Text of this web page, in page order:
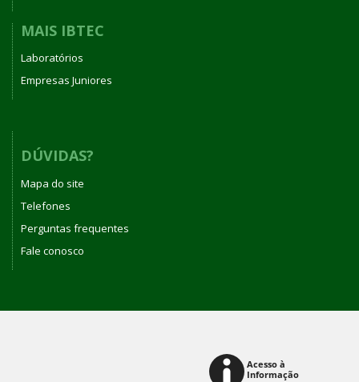
MAIS IBTEC
Laboratórios
Empresas Juniores
DÚVIDAS?
Mapa do site
Telefones
Perguntas frequentes
Fale conosco